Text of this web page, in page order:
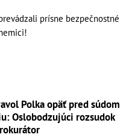
prísne bezpečnostné
Polka opäť pred súdom
Oslobodzujúci rozsudok